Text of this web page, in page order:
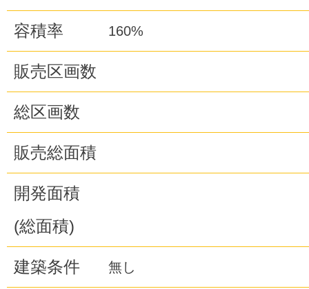
容積率 160%
販売区画数
総区画数
販売総面積
開発面積
(総面積)
建築条件 無し